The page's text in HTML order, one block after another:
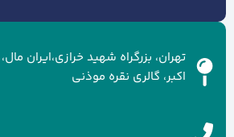
اکبر، گالری نقره موذنی